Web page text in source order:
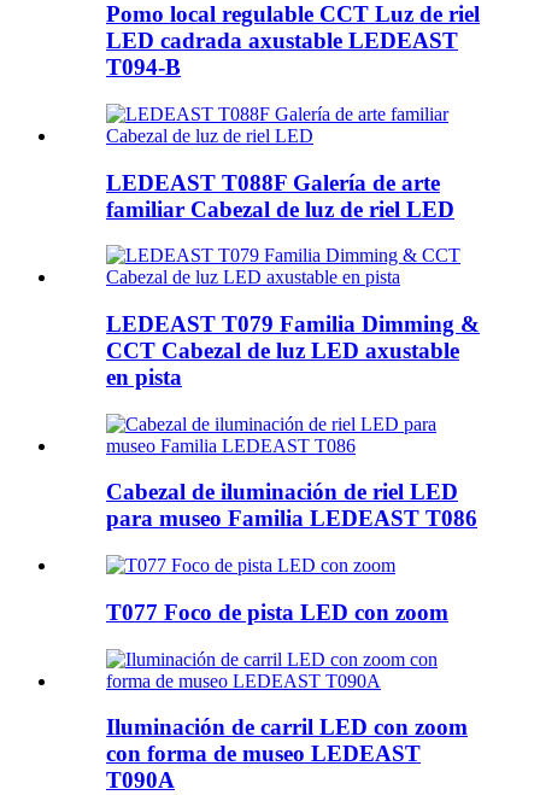
Pomo local regulable CCT Luz de riel
LED cadrada axustable LEDEAST
T094-B
LEDEAST T088F Galería de arte
familiar Cabezal de luz de riel LED
LEDEAST T079 Familia Dimming &
CCT Cabezal de luz LED axustable
en pista
Cabezal de iluminación de riel LED
para museo Familia LEDEAST T086
T077 Foco de pista LED con zoom
Iluminación de carril LED con zoom
con forma de museo LEDEAST
T090A